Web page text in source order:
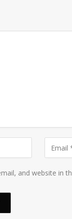
and website in